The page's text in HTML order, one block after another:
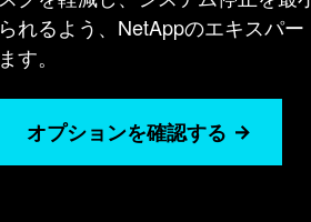
られるよう、NetAppのエキスパ
ます。
オプションを確認する